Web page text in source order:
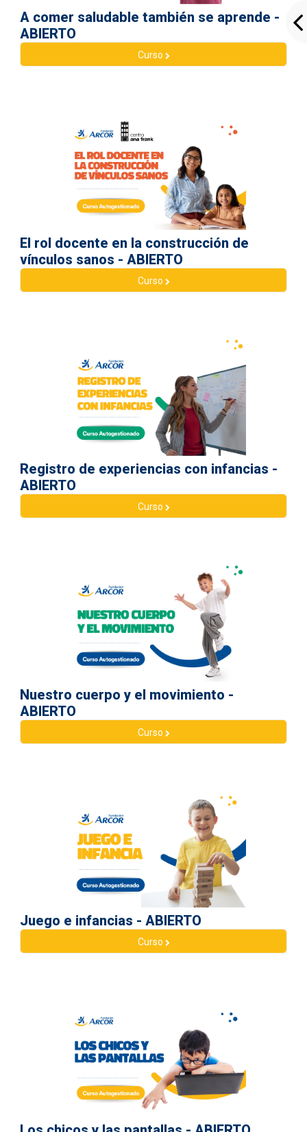
A comer saludable también se aprende -
ABIERTO
Curso
El rol docente en la construcción de
vínculos sanos - ABIERTO
Curso
Registro de experiencias con infancias -
ABIERTO
Curso
Nuestro cuerpo y el movimiento -
ABIERTO
Curso
Juego e infancias - ABIERTO
Curso